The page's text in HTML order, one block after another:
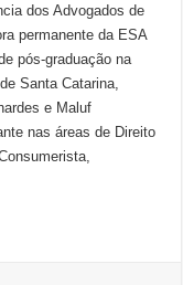
dos Advogados de
permanente da ESA
pós-graduação na
Santa Catarina,
e Maluf
nas áreas de Direito